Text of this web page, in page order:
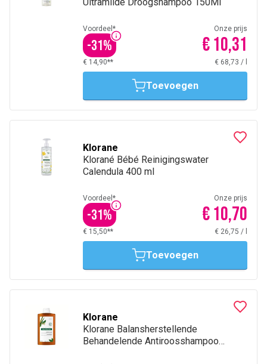
Voordeel*
-31%
Onze prijs
€ 10,31
€ 14,90** € 68,73 /
Toevoegen
Klorane
Klorané Bébé Reinigingswater
Calendula 400 ml
Voordeel*
-31%
Onze prijs
€ 10,70
€ 15,50** € 26,75 /
Toevoegen
Klorane
Klorane Balansherstellende
Behandelende Antiroosshampoo